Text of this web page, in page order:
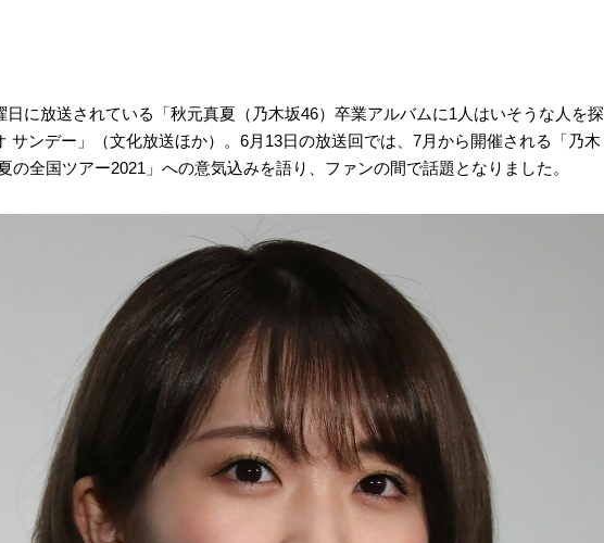
日に放送されている「秋元真夏（乃木坂46）卒業アルバムに1人はいそうな人を探
サンデー」（文化放送ほか）。6月13日の放送回では、7月から開催される「乃木
の全国ツアー2021」への意気込みを語り、ファンの間で話題となりました。